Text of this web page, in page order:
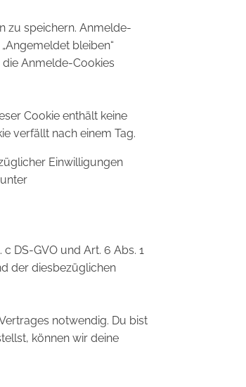
zu speichern. Anmelde-
bleiben“
Anmelde-Cookies
Cookie enthält keine
verfällt nach einem Tag.
Einwilligungen
DS-GVO und Art. 6 Abs. 1
der diesbezüglichen
notwendig. Du bist
können wir deine